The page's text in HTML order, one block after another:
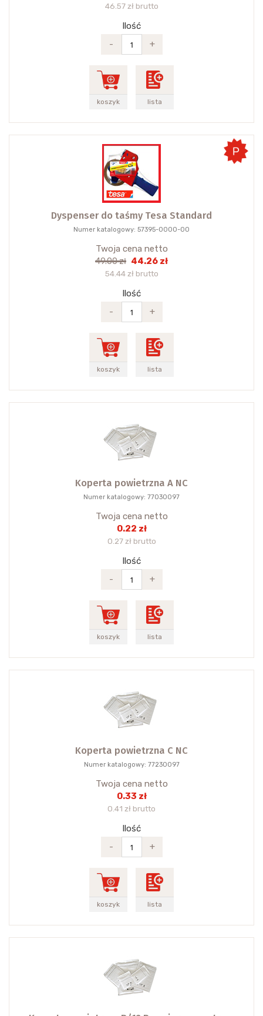
46.57 zł brutto
Ilość
-
+
koszyk lista
Dyspenser do taśmy Tesa Standard
Numer katalogowy: 57395-0000-00
Twoja cena netto
49.00 zł 44.26 zł
54.44 zł brutto
Ilość
-
+
koszyk lista
Koperta powietrzna A NC
Numer katalogowy: 77030097
Twoja cena netto
0.22 zł
0.27 zł brutto
Ilość
-
+
koszyk lista
Koperta powietrzna C NC
Numer katalogowy: 77230097
Twoja cena netto
0.33 zł
0.41 zł brutto
Ilość
-
+
koszyk lista